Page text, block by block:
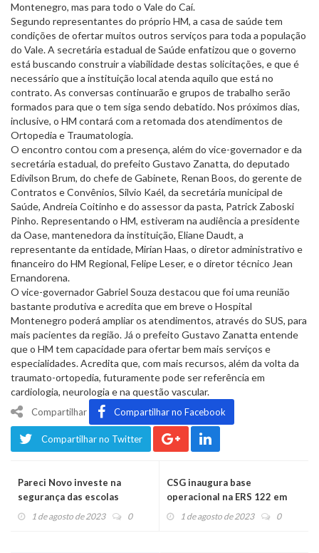
Montenegro, mas para todo o Vale do Caí.
Segundo representantes do próprio HM, a casa de saúde tem
condições de ofertar muitos outros serviços para toda a população
do Vale. A secretária estadual de Saúde enfatizou que o governo
está buscando construir a viabilidade destas solicitações, e que é
necessário que a instituição local atenda aquilo que está no
contrato. As conversas continuarão e grupos de trabalho serão
formados para que o tem siga sendo debatido. Nos próximos dias,
inclusive, o HM contará com a retomada dos atendimentos de
Ortopedia e Traumatologia.
O encontro contou com a presença, além do vice-governador e da
secretária estadual, do prefeito Gustavo Zanatta, do deputado
Edivilson Brum, do chefe de Gabinete, Renan Boos, do gerente de
Contratos e Convênios, Silvio Kaél, da secretária municipal de
Saúde, Andreia Coitinho e do assessor da pasta, Patrick Zaboski
Pinho. Representando o HM, estiveram na audiência a presidente
da Oase, mantenedora da instituição, Eliane Daudt, a
representante da entidade, Mirian Haas, o diretor administrativo e
financeiro do HM Regional, Felipe Leser, e o diretor técnico Jean
Ernandorena.
O vice-governador Gabriel Souza destacou que foi uma reunião
bastante produtiva e acredita que em breve o Hospital
Montenegro poderá ampliar os atendimentos, através do SUS, para
mais pacientes da região. Já o prefeito Gustavo Zanatta entende
que o HM tem capacidade para ofertar bem mais serviços e
especialidades. Acredita que, com mais recursos, além da volta da
traumato-ortopedia, futuramente pode ser referência em
cardiologia, neurologia e na questão vascular.
Compartilhar Compartilhar no Facebook
Compartilhar no Twitter
Pareci Novo investe na
segurança das escolas
1 de agosto de 2023 0
CSG inaugura base
operacional na ERS 122 em
Bom Princípio
1 de agosto de 2023 0